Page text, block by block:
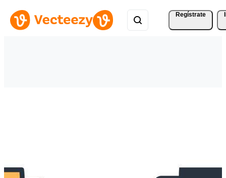
Regístrate